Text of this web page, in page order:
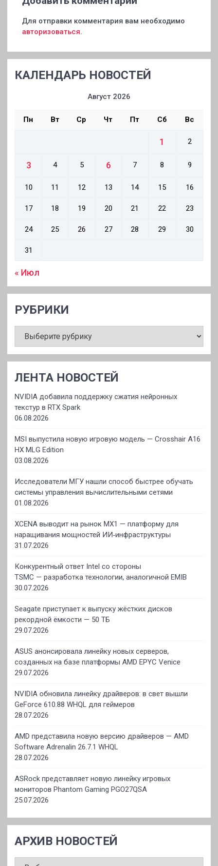
Для отправки комментария вам необходимо
авторизоваться.
КАЛЕНДАРЬ НОВОСТЕЙ
Август 2026
Пн Вт Ср Чт Пт Сб Вс
1 2
3 4 5 6 7 8 9
10 11 12 13 14 15 16
17 18 19 20 21 22 23
24 25 26 27 28 29 30
31
« Июл
РУБРИКИ
ЛЕНТА НОВОСТЕЙ
NVIDIA добавила поддержку сжатия нейронных
текстур в RTX Spark
06.08.2026
MSI выпустила новую игровую модель — Crosshair A16
HX MLG Edition
03.08.2026
Исследователи МГУ нашли способ быстрее обучать
системы управления вычислительными сетями
01.08.2026
XCENA выводит на рынок MX1 — платформу для
наращивания мощностей ИИ‑инфраструктуры
31.07.2026
Конкурентный ответ Intel со стороны
TSMC — разработка технологии, аналогичной EMIB
30.07.2026
Seagate приступает к выпуску жёстких дисков
рекордной ёмкости — 50 ТБ
29.07.2026
ASUS анонсировала линейку новых серверов,
созданных на базе платформы AMD EPYC Venice
29.07.2026
NVIDIA обновила линейку драйверов: в свет вышли
GeForce 610.88 WHQL для геймеров
28.07.2026
AMD представила новую версию драйверов — AMD
Software Adrenalin 26.7.1 WHQL
28.07.2026
ASRock представляет новую линейку игровых
мониторов Phantom Gaming PGO27QSA
25.07.2026
АРХИВ НОВОСТЕЙ